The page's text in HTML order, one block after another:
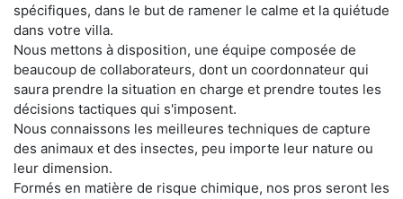
spécifiques, dans le but de ramener le calme et la quiétude
dans votre villa.
Nous mettons à disposition, une équipe composée de
beaucoup de collaborateurs, dont un coordonnateur qui
saura prendre la situation en charge et prendre toutes les
décisions tactiques qui s'imposent.
Nous connaissons les meilleures techniques de capture
des animaux et des insectes, peu importe leur nature ou
leur dimension.
Formés en matière de risque chimique, nos pros seront les